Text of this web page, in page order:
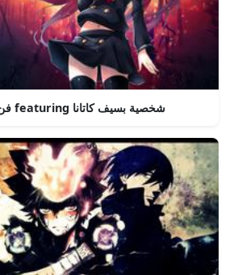
فن أنمي رائع featuring شخصية بسيف كاتانا